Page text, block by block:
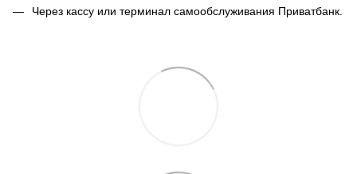
Через кассу или терминал самообслуживания Приватбанк.